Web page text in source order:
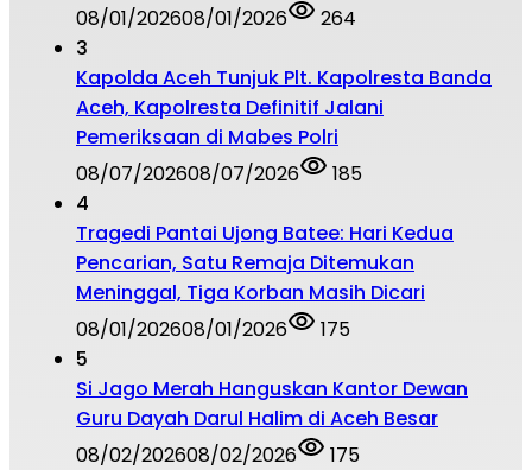
08/01/202608/01/2026
264
3
Kapolda Aceh Tunjuk Plt. Kapolresta Banda
Aceh, Kapolresta Definitif Jalani
Pemeriksaan di Mabes Polri
08/07/202608/07/2026
185
4
Tragedi Pantai Ujong Batee: Hari Kedua
Pencarian, Satu Remaja Ditemukan
Meninggal, Tiga Korban Masih Dicari
08/01/202608/01/2026
175
5
Si Jago Merah Hanguskan Kantor Dewan
Guru Dayah Darul Halim di Aceh Besar
08/02/202608/02/2026
175